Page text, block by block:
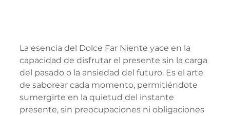
La esencia del Dolce Far Niente yace en la
capacidad de disfrutar el presente sin la carga
del pasado o la ansiedad del futuro. Es el arte
de saborear cada momento, permitiéndote
sumergirte en la quietud del instante
presente, sin preocupaciones ni obligaciones